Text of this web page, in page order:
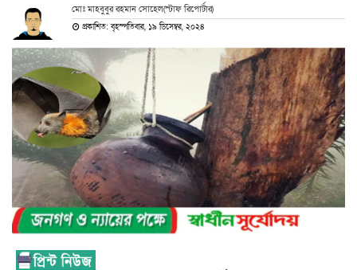
মোঃ মাহবুবুর রহমান সোহেল(স্টাফ রিপোর্টার)
প্রকাশিত: বৃহস্পতিবার, ১৯ ডিসেম্বর, ২০২৪